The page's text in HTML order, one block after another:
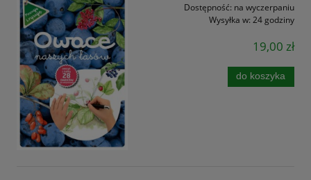
Dostępność: na wyczerpaniu
Wysyłka w: 24 godziny
19,00 zł
do koszyka